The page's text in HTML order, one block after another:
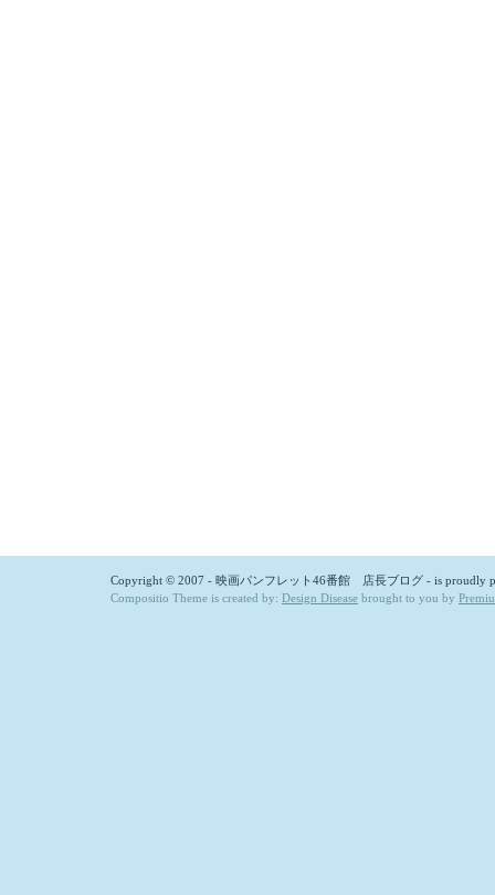
Copyright © 2007 - 映画パンフレット46番館 店長ブログ - is proudly
Compositio Theme is created by: Design Disease brought to you by